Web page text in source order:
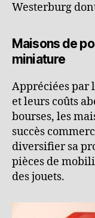
Westerburg
Maisons de
miniature
Appréciées
et leurs coûts
bourses, les
succès
diversifier sa
pièces de
des jouets.